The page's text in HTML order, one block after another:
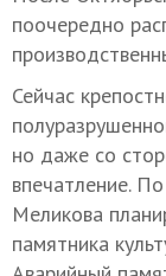
поочередно
Сейчас
но даже со
впечатление.
Меликова
памятника